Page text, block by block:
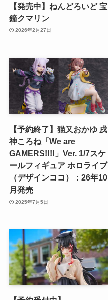
【発売中】ねんどろいど 宝
鐘クマリン
2026年2月27日
【予約終了】猫又おかゆ 戌
神ころね「We are
GAMERS!!!!」Ver. 1/7スケ
ールフィギュア ホロライブ
（デザインココ）：26年10
月発売
2025年7月5日